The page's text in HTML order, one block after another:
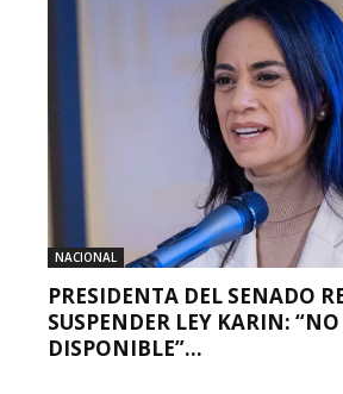
NACIONAL
PRESIDENTA DEL SENADO
SUSPENDER LEY KARIN:
DISPONIBLE”...